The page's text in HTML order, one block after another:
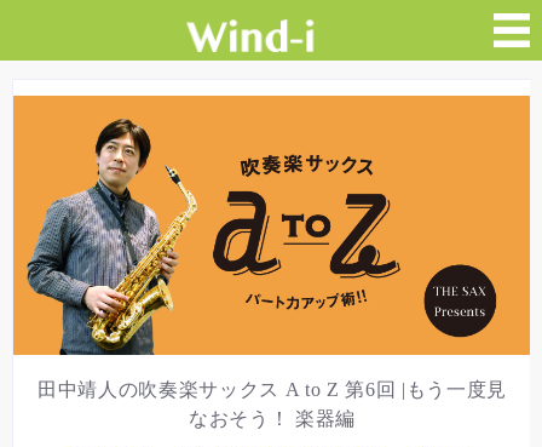
田中靖人の吹奏楽サックス A to Z 第6回 |もう一度見
なおそう！ 楽器編